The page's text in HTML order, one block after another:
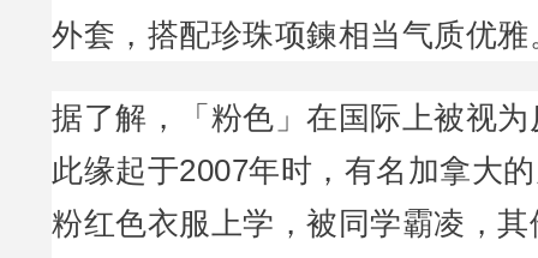
外套，搭配珍珠项鍊相当气质优雅
据了解，「粉色」在国际上被视
此缘起于2007年时，有名加拿大
粉红色衣服上学，被同学霸凌，